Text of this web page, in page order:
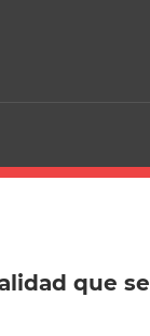
que se